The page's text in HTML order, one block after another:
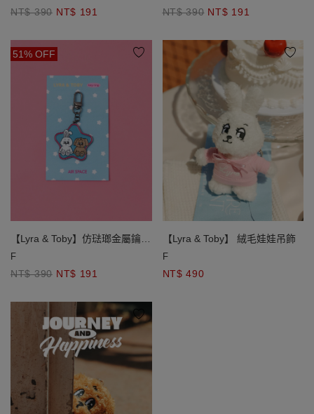
NT$ 390 NT$ 191 NT$ 390 NT$ 191
51% OFF
【Lyra & Toby】仿琺瑯金屬鑰匙
圈
F
NT$ 390 NT$ 191
【Lyra & Toby】 絨毛娃娃吊飾
F
NT$ 490